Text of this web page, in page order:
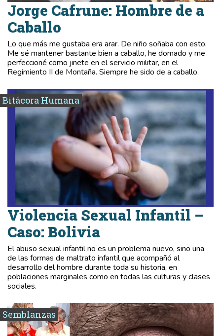
Jorge Cafrune: Hombre de a
Caballo
Lo que más me gustaba era arar. De niño soñaba con esto.
Me sé mantener bastante bien a caballo, he domado y me
perfeccioné como jinete en el servicio militar, en el
Regimiento II de Montaña. Siempre he sido de a caballo.
Bitácora Humana
Violencia Sexual Infantil –
Caso: Bolivia
El abuso sexual infantil no es un problema nuevo, sino una
de las formas de maltrato infantil que acompañó al
desarrollo del hombre durante toda su historia, en
poblaciones marginales como en todas las culturas y clases
sociales.
Semblanzas